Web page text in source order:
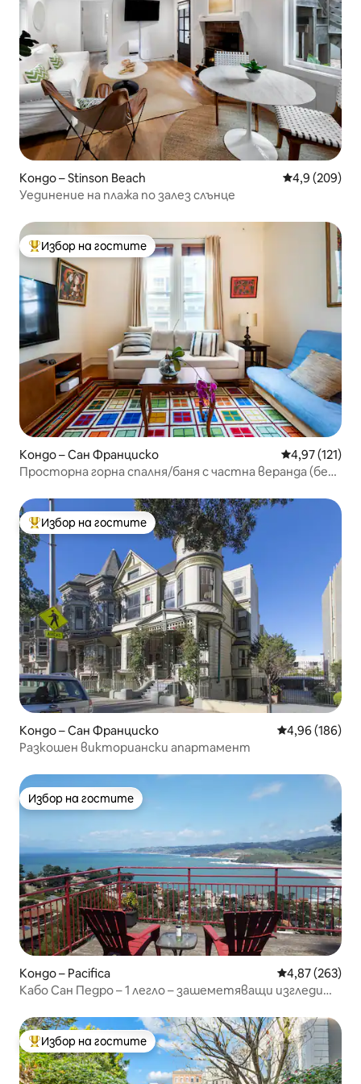
Кондо – Stinson Beach Средна
4,9 (209)
Уединение на плажа по залез слънце
Най-популярен избор на гостите
Избор на гостите
Кондо – Сан Франциско Средна
4,97 (121)
Просторна горна спалня/баня с частна веранда (без
Най-популярен избор на гостите
Избор на гостите
Кондо – Сан Франциско Средна
4,96 (186)
Разкошен викториански апартамент
Избор на гостите
Избор на гостите
Кондо – Pacifica Средна
4,87 (263)
Кабо Сан Педро – 1 легло – зашеметяващи изгледи
Най-популярен избор на гостите
Избор на гостите